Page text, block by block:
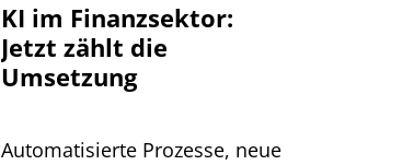
KI im Finanzsektor:
Jetzt zählt die
Umsetzung
Automatisierte Prozesse, neue